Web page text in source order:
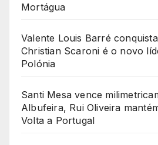
Mortágua
Valente Louis Barré
Christian Scaroni é o novo
Polónia
Santi Mesa vence
Albufeira, Rui Oliveira
Volta a Portugal